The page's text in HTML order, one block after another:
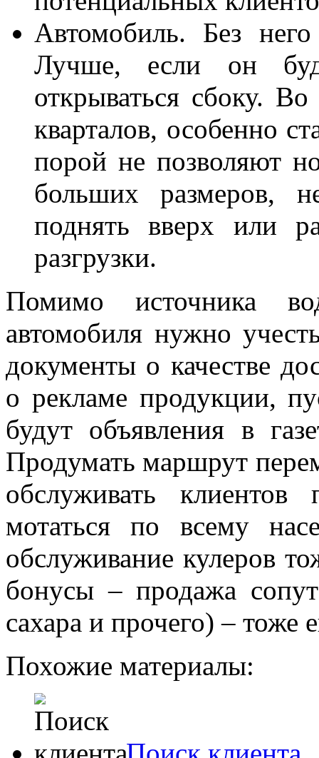
Автомобиль. Без
Лучше, если он
открываться сбоку.
кварталов, особенно
порой не позволяют
больших размеров,
поднять вверх или
разгрузки.
Помимо источника
автомобиля нужно
документы о качестве
о рекламе продукции,
будут объявления в
Продумать маршрут
обслуживать
мотаться по всему
обслуживание кулеров
бонусы – продажа
сахара и прочего) –
Похожие материалы: